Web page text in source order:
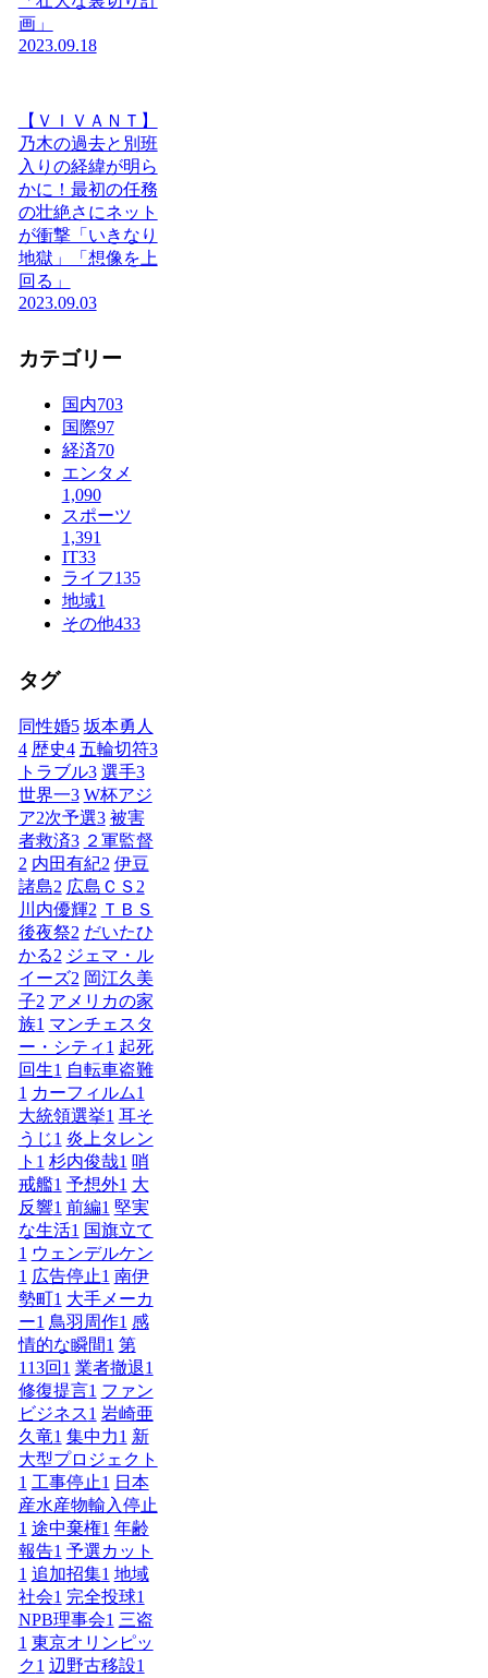
画」
2023.09.18
【ＶＩＶＡＮＴ】
乃木の過去と別班
入りの経緯が明ら
かに！最初の任務
の壮絶さにネット
が衝撃「いきなり
地獄」「想像を上
回る」
2023.09.03
カテゴリー
国内703
国際97
経済70
エンタメ
1,090
スポーツ
1,391
IT33
ライフ135
地域1
その他433
タグ
同性婚5 坂本勇人
4 歴史4 五輪切符3
トラブル3 選手3
世界一3 W杯アジ
ア2次予選3 被害
者救済3 ２軍監督
2 内田有紀2 伊豆
諸島2 広島ＣＳ 2
川内優輝2 ＴＢＳ
後夜祭2 だいたひ
かる2 ジェマ・ル
イーズ2 岡江久美
子2 アメリカの家
族1 マンチェスタ
ー・シティ 1 起死
回生1 自転車盗難
1 カーフィルム1
大統領選挙1 耳そ
うじ1 炎上タレン
ト 1 杉内俊哉1 哨
戒艦1 予想外1 大
反響1 前編1 堅実
な生活1 国旗立て
1 ウェンデルケン
1 広告停止1 南伊
勢町1 大手メーカ
ー1 鳥羽周作1 感
情的な瞬間1 第
113回 1 業者撤退1
修復提言1 ファン
ビジネス1 岩崎亜
久竜1 集中力1 新
大型プロジェクト
1 工事停止1 日本
産水産物輸入停止
1 途中棄権1 年齢
報告1 予選カット
1 追加招集1 地域
社会1 完全投球1
NPB理事会1 三盗
1 東京オリンピッ
ク1 辺野古移設1